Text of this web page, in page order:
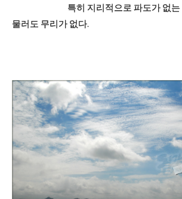
특히 지리적으로 파도가 없는 곳
물러도 무리가 없다.